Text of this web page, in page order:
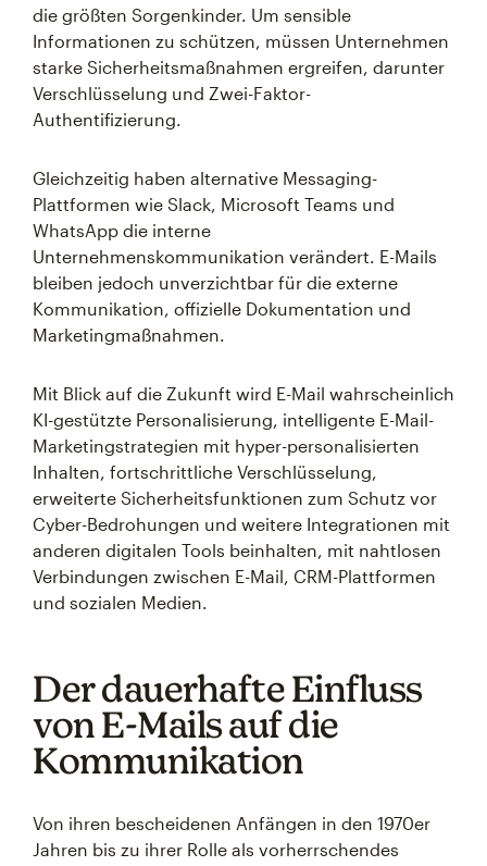
die größten Sorgenkinder. Um sensible
Informationen zu schützen, müssen Unternehmen
starke Sicherheitsmaßnahmen ergreifen, darunter
Verschlüsselung und Zwei-Faktor-
Authentifizierung.
Gleichzeitig haben alternative Messaging-
Plattformen wie Slack, Microsoft Teams und
WhatsApp die interne
Unternehmenskommunikation verändert. E-Mails
bleiben jedoch unverzichtbar für die externe
Kommunikation, offizielle Dokumentation und
Marketingmaßnahmen.
Mit Blick auf die Zukunft wird E-Mail wahrscheinlich
KI-gestützte Personalisierung, intelligente E-Mail-
Marketingstrategien mit hyper-personalisierten
Inhalten, fortschrittliche Verschlüsselung,
erweiterte Sicherheitsfunktionen zum Schutz vor
Cyber-Bedrohungen und weitere Integrationen mit
anderen digitalen Tools beinhalten, mit nahtlosen
Verbindungen zwischen E-Mail, CRM-Plattformen
und sozialen Medien.
Der dauerhafte Einfluss
von E-Mails auf die
Kommunikation
Von ihren bescheidenen Anfängen in den 1970er
Jahren bis zu ihrer Rolle als vorherrschendes